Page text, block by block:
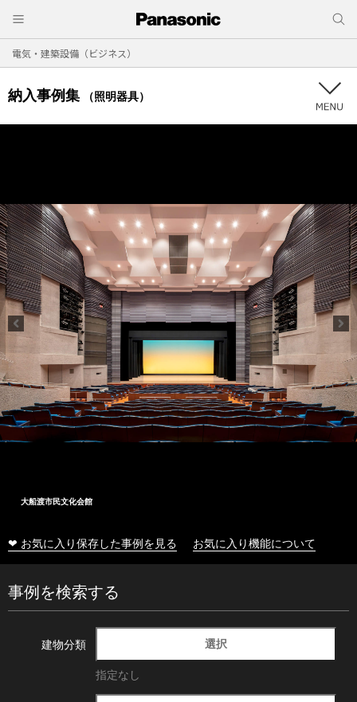
電気・建築設備（ビジネス）
納入事例集 （照明器具）
大船渡市民文化会館
❤ お気に入り保存した事例を見る お気に入り機能について
事例を検索する
建物分類 選択
指定なし